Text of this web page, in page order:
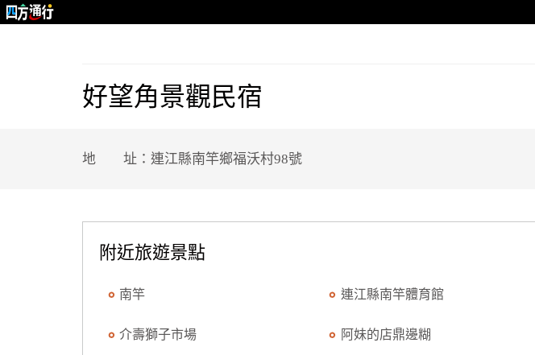
好望角景觀民宿
地 址：連江縣南竿鄉福沃村98號
附近旅遊景點
南竿 連江縣南竿體育館
介壽獅子市場 阿妹的店鼎邊糊